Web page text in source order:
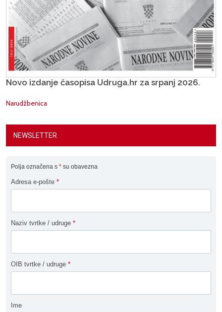
Novo izdanje časopisa Udruga.hr za srpanj 2026.
Narudžbenica
NEWSLETTER
Polja označena s * su obavezna
Adresa e-pošte *
Naziv tvrtke / udruge *
OIB tvrtke / udruge *
Ime